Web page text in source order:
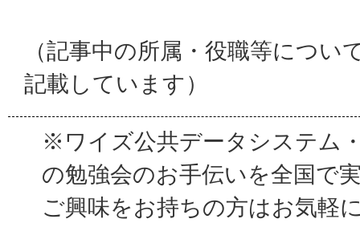
（記事中の所属・役職等につい
記載しています）
※ワイズ公共データシステム
の勉強会のお手伝いを全国で
ご興味をお持ちの方はお気軽